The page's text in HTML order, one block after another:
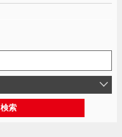
検索